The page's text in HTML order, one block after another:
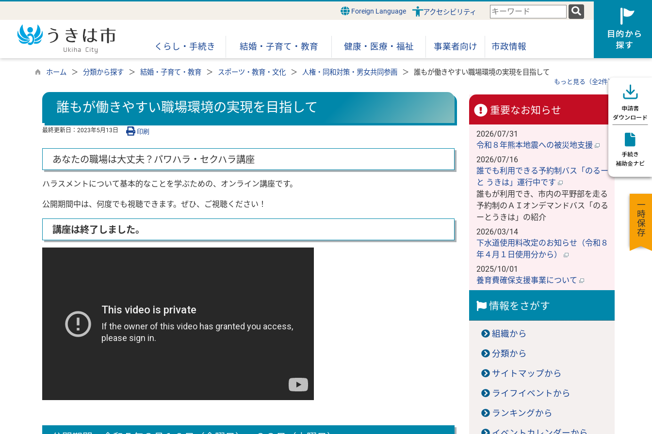
Foreign Language アクセシビリティ
検
ー
ワ
ー
くらし・手続き 結婚・子育て・教育 健康・医療・福祉 事業者向け 市政情報
ホーム 分類から探す 結婚・子育て・教育 スポーツ・教育・文化 人権・同和対策・男女共同参画 誰もが働きやすい職場環境の実現を目指して
もっと見る（全2件）
誰もが働きやすい職場環境の実現を目指して
最終更新日： 2023年5月13日 印刷
あなたの職場は大丈夫？パワハラ・セクハラ講座
ハラスメントについて基本的なことを学ぶための、オンライン講座です。
公開期間中は、何度でも視聴できます。ぜひ、ご視聴ください！
講座は終了しました。
重要なお知らせ
2026/07/31
令和８年熊本地震への被災地支援
2026/07/16
誰でも利用できる予約制バス「のるー
と うきは」運行中です
誰もが利用でき、市内の平野部を走る
予約制のＡＩオンデマンドバス「のる
ーとうきは」の紹介
2026/03/14
下水道使用料改定のお知らせ（令和８
年４月１日使用分から）
2025/10/01
養育費確保支援事業について
情報をさがす
組織から
分類から
サイトマップから
ライフイベントから
ランキングから
一時保存